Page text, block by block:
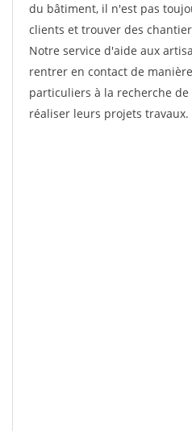
du bâtiment, il n'est pas
clients et trouver des
Notre service d'aide aux
rentrer en contact de
particuliers à la recherche
réaliser leurs projets travaux.